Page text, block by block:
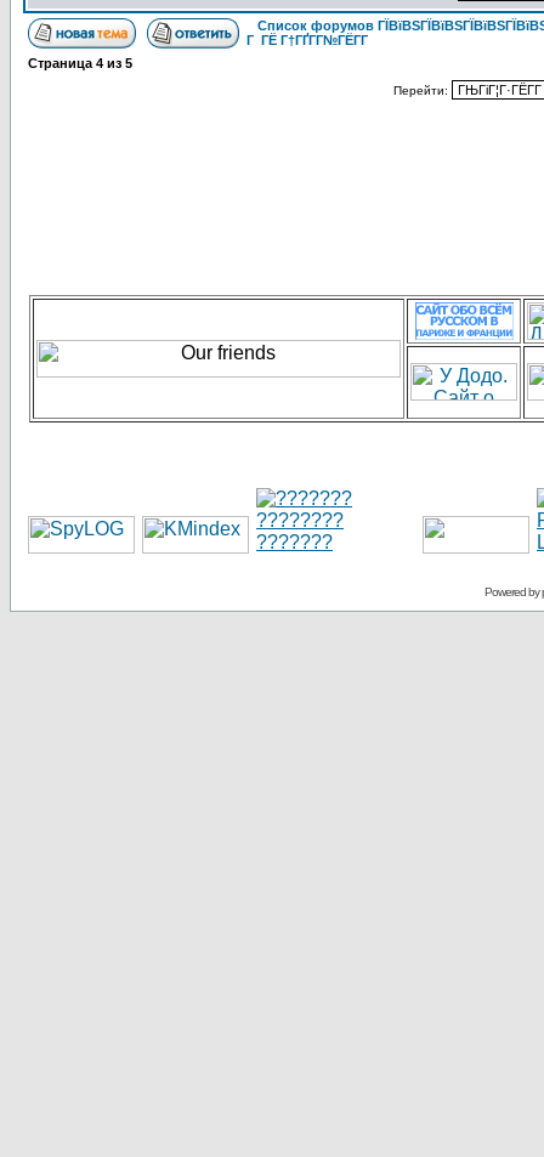
Список форумов
Г ГЁ Г†ГҐГ­Г№ГЁГ­Г
Страница 4 из 5
Перейти:
Powered by